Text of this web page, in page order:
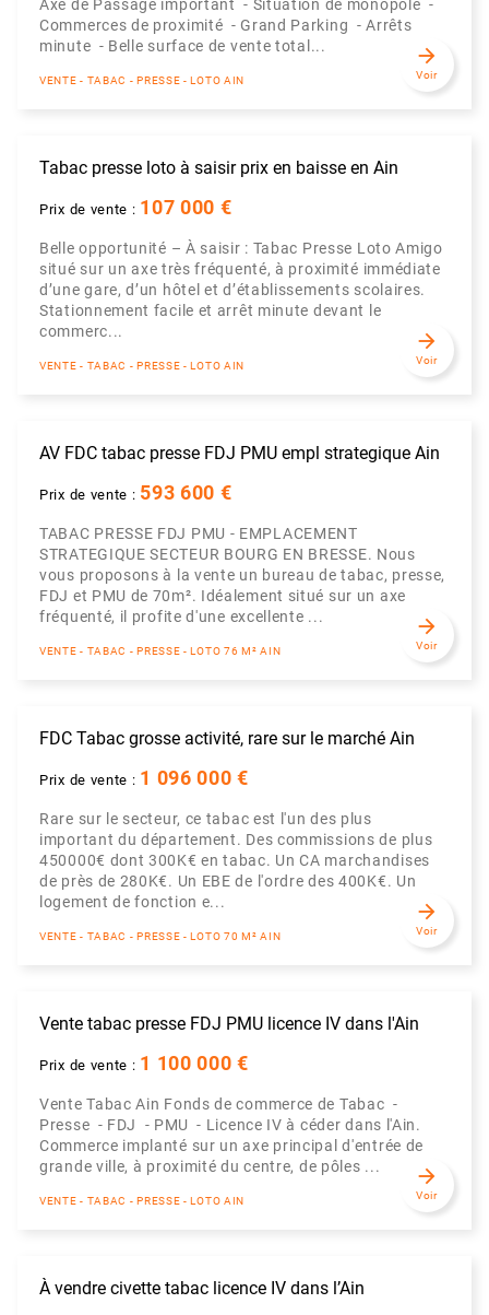
Axe de Passage important - Situation de monopole -
Commerces de proximité - Grand Parking - Arrêts
minute - Belle surface de vente total...
VENTE - TABAC - PRESSE - LOTO AIN
arrow_forward
Voir
Tabac presse loto à saisir prix en baisse en Ain
Prix de vente : 107 000 €
Belle opportunité – À saisir : Tabac Presse Loto Amigo
situé sur un axe très fréquenté, à proximité immédiate
d’une gare, d’un hôtel et d’établissements scolaires.
Stationnement facile et arrêt minute devant le
commerc...
VENTE - TABAC - PRESSE - LOTO AIN
arrow_forward
Voir
AV FDC tabac presse FDJ PMU empl strategique Ain
Prix de vente : 593 600 €
TABAC PRESSE FDJ PMU - EMPLACEMENT
STRATEGIQUE SECTEUR BOURG EN BRESSE. Nous
vous proposons à la vente un bureau de tabac, presse,
FDJ et PMU de 70m². Idéalement situé sur un axe
fréquenté, il profite d'une excellente ...
VENTE - TABAC - PRESSE - LOTO 76 M² AIN
arrow_forward
Voir
FDC Tabac grosse activité, rare sur le marché Ain
Prix de vente : 1 096 000 €
Rare sur le secteur, ce tabac est l'un des plus
important du département. Des commissions de plus
450000€ dont 300K€ en tabac. Un CA marchandises
de près de 280K€. Un EBE de l'ordre des 400K€. Un
logement de fonction e...
VENTE - TABAC - PRESSE - LOTO 70 M² AIN
arrow_forward
Voir
Vente tabac presse FDJ PMU licence IV dans l'Ain
Prix de vente : 1 100 000 €
Vente Tabac Ain Fonds de commerce de Tabac -
Presse - FDJ - PMU - Licence IV à céder dans l'Ain.
Commerce implanté sur un axe principal d'entrée de
grande ville, à proximité du centre, de pôles ...
VENTE - TABAC - PRESSE - LOTO AIN
arrow_forward
Voir
À vendre civette tabac licence IV dans l’Ain